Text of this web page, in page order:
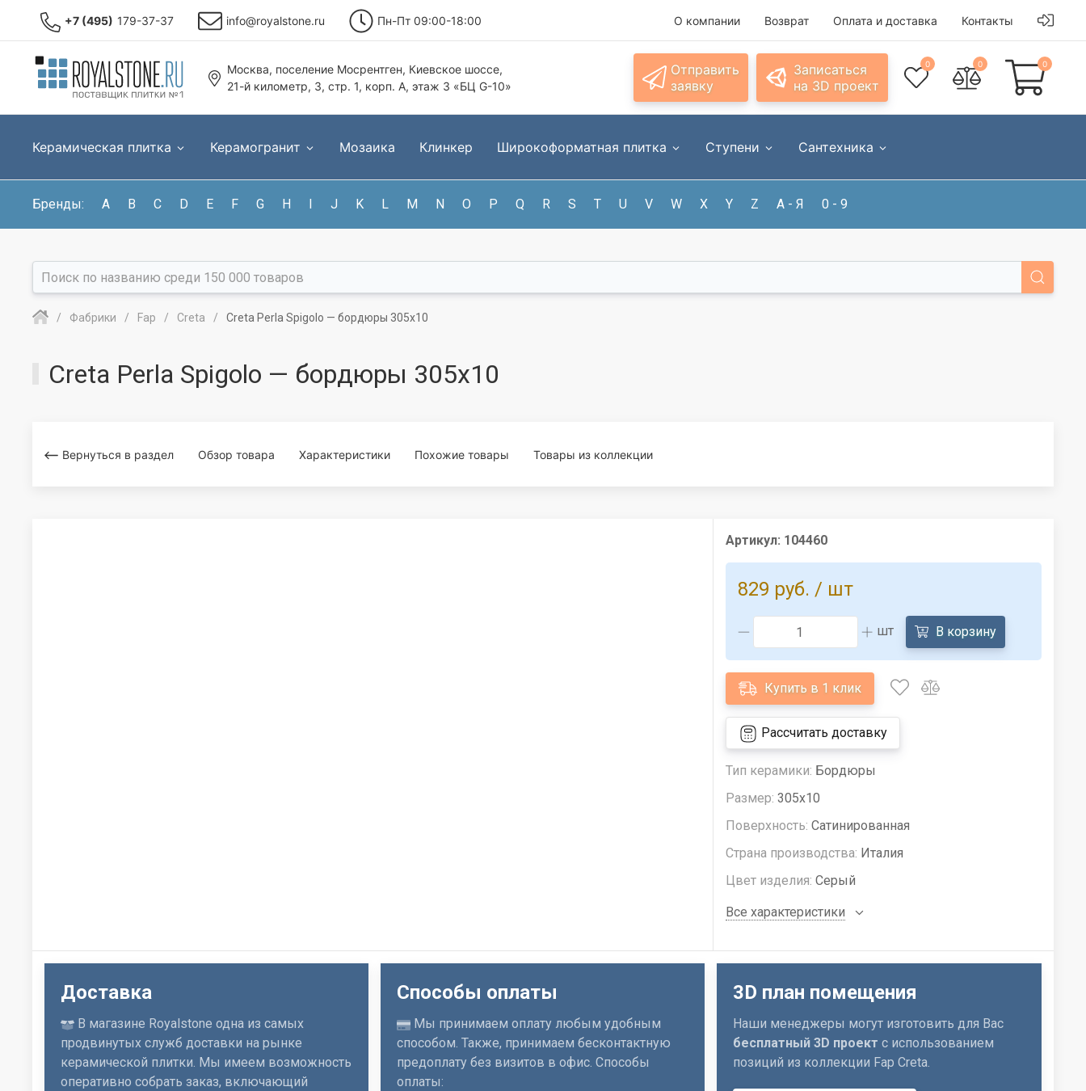
+7 (495) 179-37-37 info@royalstone.ru Пн-Пт 09:00-18:00 О компании Возврат Оплата и доставка Контакты
Москва, поселение Мосрентген, Киевское шоссе,
21-й километр, 3, стр. 1, корп. А, этаж 3 «БЦ G-10»
Отправить
заявку
Записаться
на 3D проект
0 0 0
Керамическая плитка Керамогранит Мозаика Клинкер Широкоформатная плитка Ступени Сантехника
Бренды: A B C D E F G H I J K L M N O P Q R S T U V W X Y Z А - Я 0 - 9
Фабрики Fap Creta Creta Perla Spigolo — бордюры 305x10
Creta Perla Spigolo — бордюры 305x10
Вернуться в раздел Обзор товара Характеристики Похожие товары Товары из коллекции
Артикул: 104460
829 руб. / шт
шт В корзину
Купить в 1 клик
Рассчитать доставку
Тип керамики: Бордюры
Размер: 305x10
Поверхность: Сатинированная
Страна производства: Италия
Цвет изделия: Серый
Все характеристики
Доставка
В магазине Royalstone одна из самых
продвинутых служб доставки на рынке
керамической плитки. Мы имеем возможность
оперативно собрать заказ, включающий
Способы оплаты
Мы принимаем оплату любым удобным
способом. Также, принимаем бесконтактную
предоплату без визитов в офис. Способы
оплаты:
3D план помещения
Наши менеджеры могут изготовить для Вас
бесплатный 3D проект с использованием
позиций из коллекции Fap Creta.